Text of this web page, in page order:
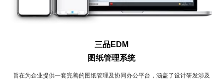
三品EDM
图纸管理系统
旨在为企业提供一套完善的图纸管理及协同办公平台，涵盖了设计研发涉及